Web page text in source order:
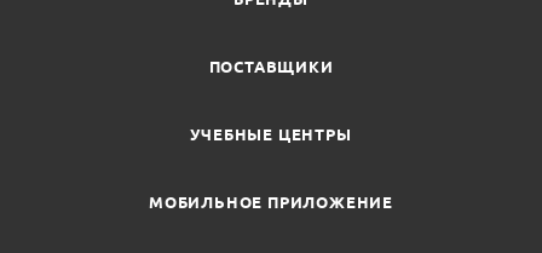
ПОСТАВЩИКИ
УЧЕБНЫЕ ЦЕНТРЫ
МОБИЛЬНОЕ ПРИЛОЖЕНИЕ